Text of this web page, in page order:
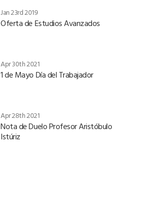
Jan 23rd 2019
Oferta de Estudios Avanzados
Apr 30th 2021
1 de Mayo Día del Trabajador
Apr 28th 2021
Nota de Duelo Profesor Aristóbulo
Istúriz